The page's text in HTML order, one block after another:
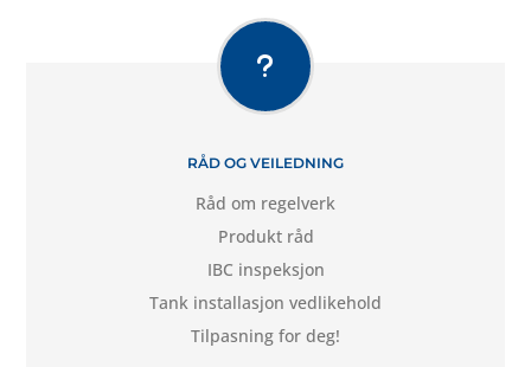
u
RÅD OG VEILEDNING
Råd om regelverk
Produkt råd
IBC inspeksjon
Tank installasjon vedlikehold
Tilpasning for deg!